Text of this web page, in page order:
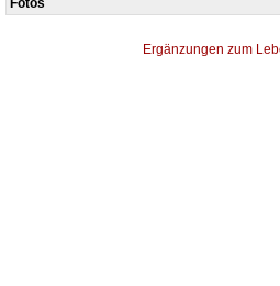
Fotos
Ergänzungen zum